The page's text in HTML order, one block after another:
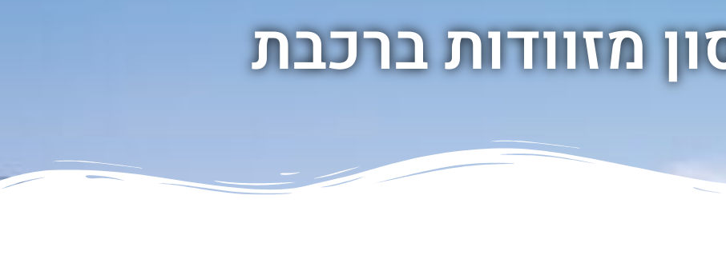
מזוודות ברכבת